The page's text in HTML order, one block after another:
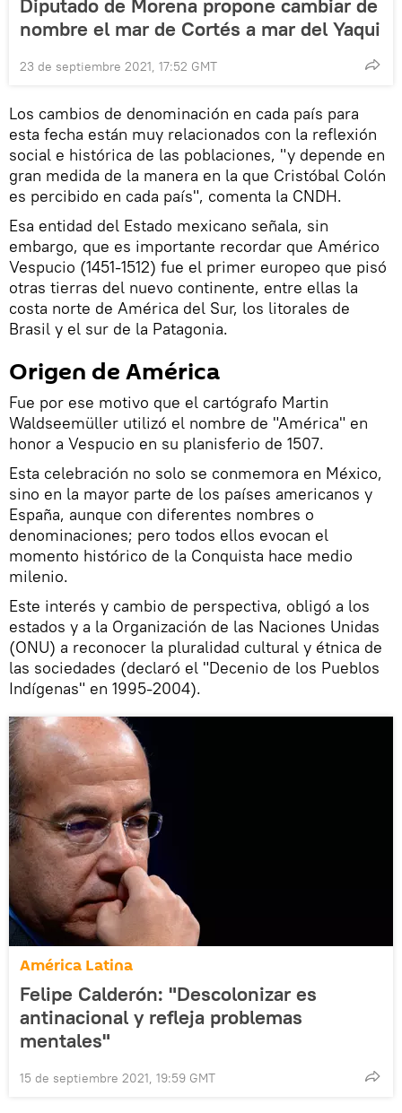
Diputado de Morena propone cambiar de
nombre el mar de Cortés a mar del Yaqui
23 de septiembre 2021, 17:52 GMT
Los cambios de denominación en cada país para
esta fecha están muy relacionados con la reflexión
social e histórica de las poblaciones, "y depende en
gran medida de la manera en la que Cristóbal Colón
es percibido en cada país", comenta la CNDH.
Esa entidad del Estado mexicano señala, sin
embargo, que es importante recordar que Américo
Vespucio (1451-1512) fue el primer europeo que pisó
otras tierras del nuevo continente, entre ellas la
costa norte de América del Sur, los litorales de
Brasil y el sur de la Patagonia.
Origen de América
Fue por ese motivo que el cartógrafo Martin
Waldseemüller utilizó el nombre de "América" en
honor a Vespucio en su planisferio de 1507.
Esta celebración no solo se conmemora en México,
sino en la mayor parte de los países americanos y
España, aunque con diferentes nombres o
denominaciones; pero todos ellos evocan el
momento histórico de la Conquista hace medio
milenio.
Este interés y cambio de perspectiva, obligó a los
estados y a la Organización de las Naciones Unidas
(ONU) a reconocer la pluralidad cultural y étnica de
las sociedades (declaró el "Decenio de los Pueblos
Indígenas" en 1995-2004).
América Latina
Felipe Calderón: "Descolonizar es
antinacional y refleja problemas
mentales"
15 de septiembre 2021, 19:59 GMT